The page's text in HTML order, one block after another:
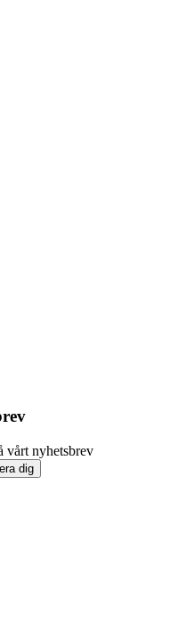
vårt nyhetsbrev
dig